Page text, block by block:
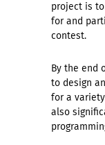
project is
for and
contest.
By the end
to design
for a
also